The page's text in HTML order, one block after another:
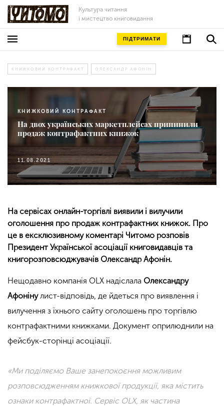
Культура читання
і мистецтво книговидання
ПІДТРИМАТИ
КНИЖКОВИЙ КОНТРАФАКТ ОЛЕКСАНДР АФОНІН
КНИЖКОВИЙ КОНТРАФАКТ
На двох українських маркетплейсах припинили
продаж контрафактних книжок
11.08.2021
На сервісах онлайн-торгівлі виявили і вилучили
оголошення про продаж контрафактних книжок. Про
це в ексклюзивному коментарі Читомо розповів
Президент Української асоціації книговидавців та
книгорозповсюджувачів Олександр Афонін.
Нещодавно компанія ОLХ надіслала Олександру
Афонінулист-відповідь, де йдеться про виявлення і
вилучення з їхнього сайту оголошень про торгівлю
контрафактними книжками. Документ оприлюднили на
фейсбук-сторінці асоціації.
«Ми поділяємо Ваше занепокоєння можливим
розповсюдженням книжкової продукції, яка містить
ознаки контрафактної. Сервіс ОLХ, як частина